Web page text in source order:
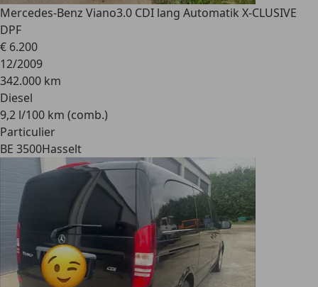
Mercedes-Benz Viano3.0 CDI lang Automatik X-CLUSIVE
DPF
€ 6.200
12/2009
342.000 km
Diesel
9,2 l/100 km (comb.)
Particulier
BE 3500Hasselt